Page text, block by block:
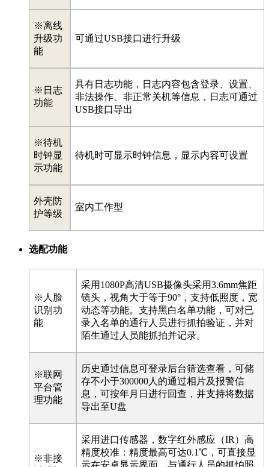
※离线
升级功
能
可通过USB接口进行升级
※日志
功能
具有日志功能，日志内容包含登录、设置、
非法操作、非正常关机等信息，日志可通过
USB接口导出
※待机
时钟显
示功能
待机时可显示时钟信息，显示内容可设置
外壳防
护等级
室内工作型
选配功能
※人脸
识别功
能
采用1080P高清USB摄像头采用3.6mm焦距
镜头，视角大于等于90°，支持低照度，宽
动态等功能。支持黑白名单功能，可对已
录入名单的通行人员进行抓拍验证，并对
陌生通过人员能抓拍并记录。
※联网
平台管
理功能
历史通过信息可登录后台筛选查看，可储
存不小于300000人的通过相片及报警信
息，可按年月日进行回查，并支持将数据
导出至U盘
※非接
采用进口传感器，数字红外感应（IR）高
精度校准：精度最高可达0.1℃，可直接显